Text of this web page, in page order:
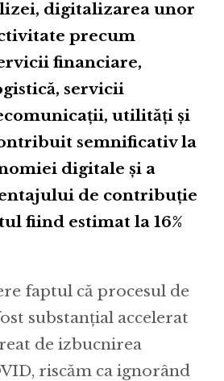
digitalizarea unor
precum
financiare,
servicii
utilități și
semnificativ la
digitale și a
de contribuție
fiind estimat la 16%
faptul că procesul de
substanțial accelerat
de izbucnirea
riscăm ca ignorând